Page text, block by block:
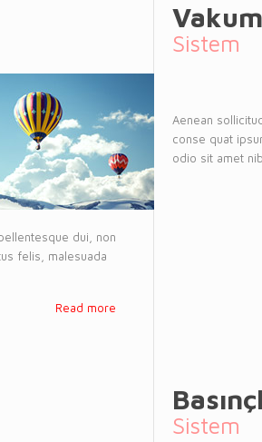
dui, non
felis, malesuada
Read more
Sistem
Aenean
conse quat
odio sit amet
Sistem